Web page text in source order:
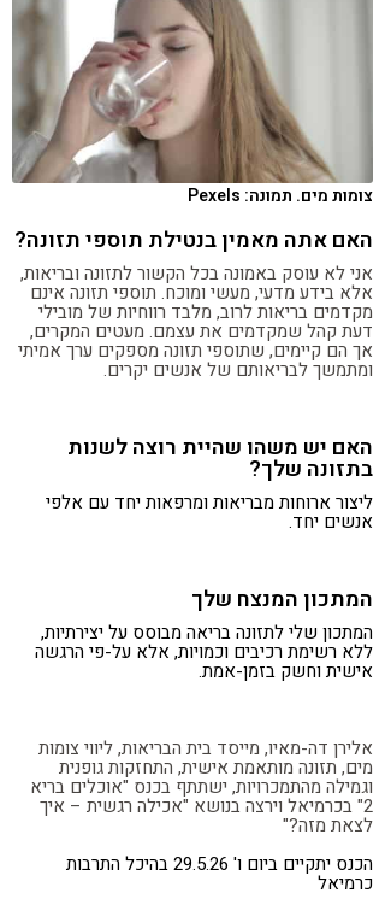
צומות מים. תמונה: Pexels
האם אתה מאמין בנטילת תוספי תזונה?
אני לא עוסק באמונה בכל הקשור לתזונה ובריאות,
אלא בידע מדעי, מעשי ומוכח. תוספי תזונה אינם
מקדמים בריאות לרוב, מלבד רווחיות של מובילי
דעת קהל שמקדמים את עצמם. מעטים המקרים,
אך הם קיימים, שתוספי תזונה מספקים ערך אמיתי
ומתמשך לבריאותם של אנשים יקרים.
האם יש משהו שהיית רוצה לשנות
בתזונה שלך?
ליצור ארוחות מבריאות ומרפאות יחד עם אלפי
אנשים יחד.
המתכון המנצח שלך
המתכון שלי לתזונה בריאה מבוסס על יצירתיות,
ללא רשימת רכיבים וכמויות, אלא על-פי הרגשה
אישית וחשק בזמן-אמת.
אלירן דה-מאיו, מייסד בית הבריאות, ליווי צומות
מים, תזונה מותאמת אישית, התחזקות גופנית
וגמילה מהתמכרויות, ישתתף בכנס "אוכלים בריא
2" בכרמיאל וירצה בנושא "אכילה רגשית – איך
לצאת מזה?"
הכנס יתקיים ביום ו' 29.5.26 בהיכל התרבות
כרמיאל